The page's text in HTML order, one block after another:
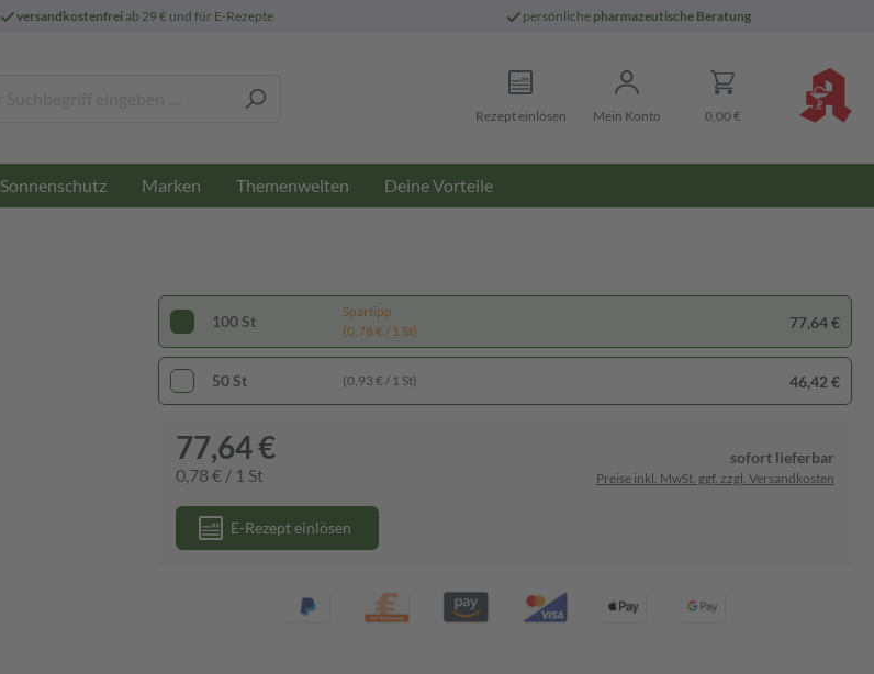
versandkostenfreiab 29 € und für E-Rezepte persönliche pharmazeutische Beratung
Rezept einlösen Mein Konto 0,00 €
Sonnenschutz Marken Themenwelten Deine Vorteile
100 St
Spartipp
(0,78 € / 1 St)
77,64 €
50 St (0,93 € / 1 St) 46,42 €
77,64 €
0,78 € / 1 St
sofort lieferbar
Preise inkl. MwSt. ggf. zzgl. Versandkosten
E-Rezept einlösen